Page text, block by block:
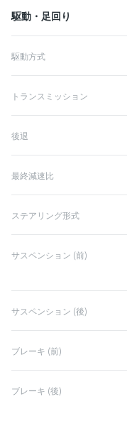
駆動・足回り
駆動方式
トランスミッション
後退
最終減速比
ステアリング形式
サスペンション (前)
サスペンション (後)
ブレーキ (前)
ブレーキ (後)